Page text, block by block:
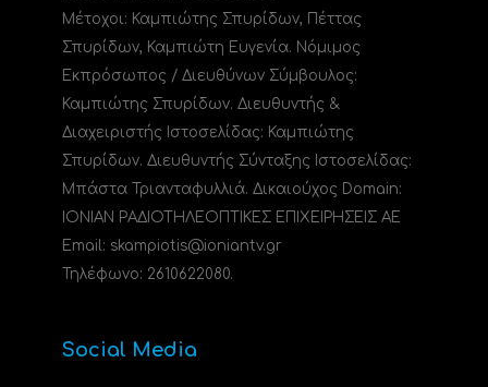
Μέτοχοι: Καμπιώτης Σπυρίδων, Πέττας
Σπυρίδων, Καμπιώτη Ευγενία. Νόμιμος
Εκπρόσωπος / Διευθύνων Σύμβουλος:
Καμπιώτης Σπυρίδων. Διευθυντής &
Διαχειριστής Ιστοσελίδας: Καμπιώτης
Σπυρίδων. Διευθυντής Σύνταξης Ιστοσελίδας:
Μπάστα Τριανταφυλλιά. Δικαιούχος Domain:
ΙΟΝΙΑΝ ΡΑΔΙΟΤΗΛΕΟΠΤΙΚΕΣ ΕΠΙΧΕΙΡΗΣΕΙΣ ΑΕ
Email: skampiotis@ioniantv.gr
Τηλέφωνο: 2610622080.
Social Media